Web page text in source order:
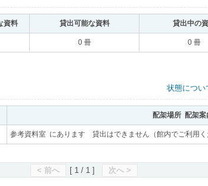
資料｡ 貸出可能な資料｡ 貸出中の
0 冊 0 冊
状態につい
配架場所 配架案
参考資料室 にあります 貸出はできません（館内でご利用く
< 前へ [ 1 / 1 ] 次へ >